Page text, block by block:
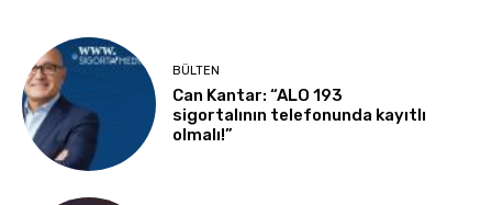
BÜLTEN
Can Kantar: “ALO 193
sigortalının telefonunda kayıtlı
olmalı!”